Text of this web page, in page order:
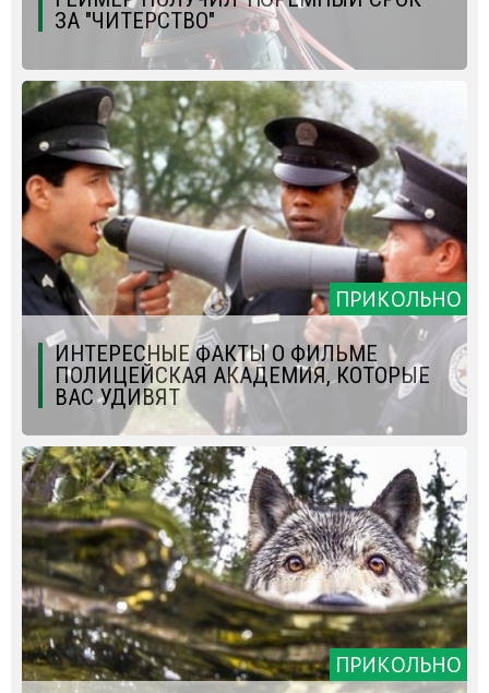
ЗА "ЧИТЕРСТВО"
ПРИКОЛЬНО
ИНТЕРЕСНЫЕ ФАКТЫ О ФИЛЬМЕ
ПОЛИЦЕЙСКАЯ АКАДЕМИЯ, КОТОРЫЕ
ВАС УДИВЯТ
ПРИКОЛЬНО